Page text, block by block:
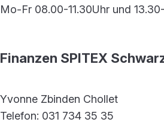
Mo-Fr 08.00-11.30Uhr und
Finanzen SPITEX
Yvonne Zbinden Chollet
Telefon: 031 734 35 35